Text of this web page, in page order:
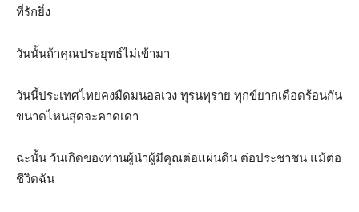
ที่รักยิ่ง
วันนั้นถ้าคุณประยุทธ์ไม่เข้ามา
วันนี้ประเทศไทยคงมืดมนอลเวง ทุรนทุราย ทุกข์ยากเดือดร้อนกัน
ขนาดไหนสุดจะคาดเดา
ฉะนั้น วันเกิดของท่านผู้นำผู้มีคุณต่อแผ่นดิน ต่อประชาชน แม้ต่อ
ชีวิตฉัน